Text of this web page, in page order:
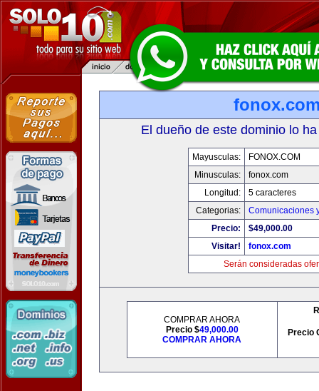
El dueño de este dominio lo
Mayusculas:
FONOX.COM
Minusculas:
fonox.com
Longitud:
5 caracteres
Categorias:
Comunicaciones
Precio:
$49,000.00
Visitar!
fonox.com
Serán consideradas
COMPRAR AHORA
Precio $49,000.00
COMPRAR AHORA
Precio